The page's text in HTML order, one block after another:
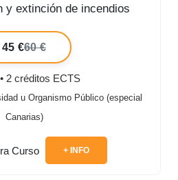
y extinción de incendios
45 €60 €
2 créditos ECTS
u Organismo Público (especial
Canarias)
+ INFO